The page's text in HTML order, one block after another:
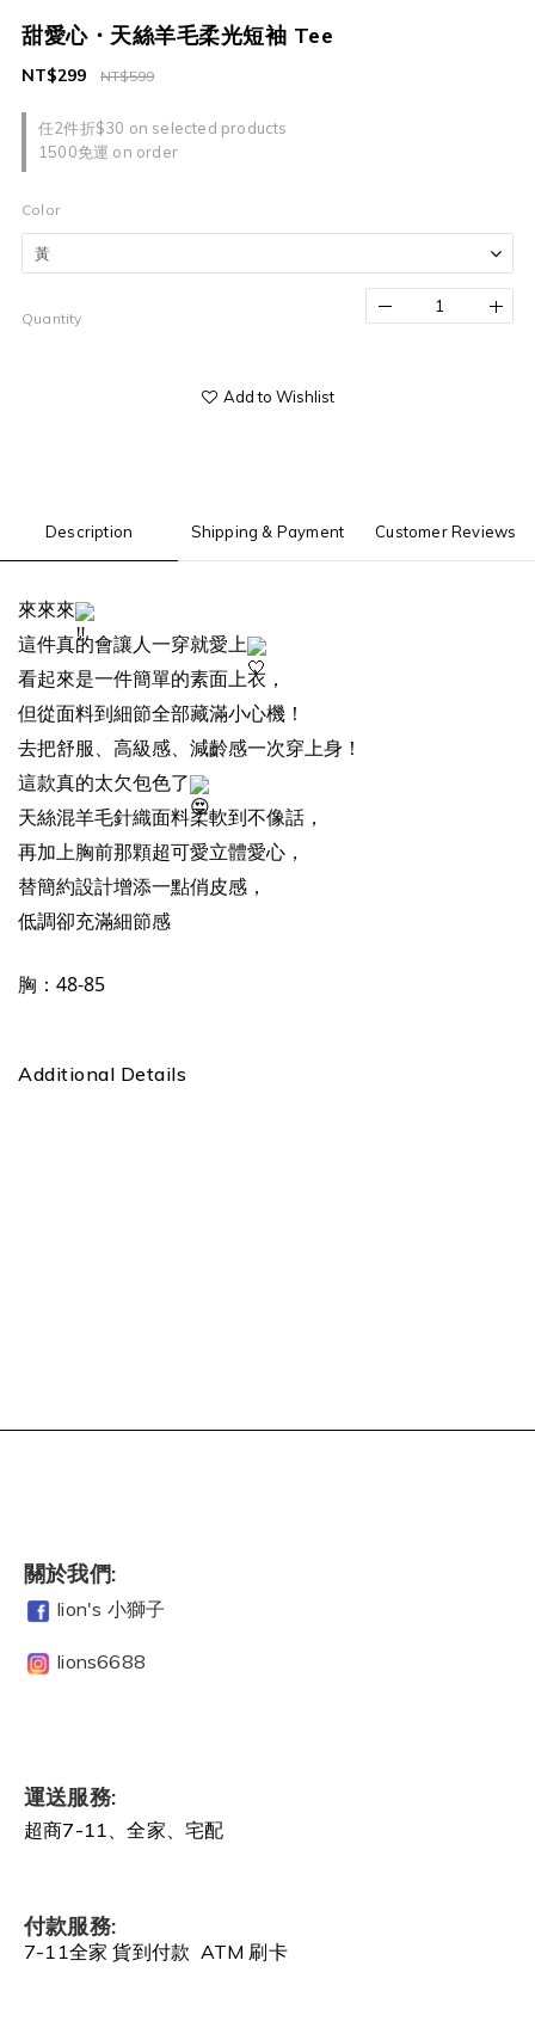
甜愛心・天絲羊毛柔光短袖 Tee
任2件折$30 on selected products
1500免運 on order
NT$599
NT$299
Color
Quantity
Add to Wishlist
Description Shipping & Payment Customer Reviews
來來來
這件真的會讓人一穿就愛上
看起來是一件簡單的素面上衣，
但從面料到細節全部藏滿小心機！
去把舒服、高級感、減齡感一次穿上身！
這款真的太欠包色了
天絲混羊毛針織面料柔軟到不像話，
再加上胸前那顆超可愛立體愛心，
替簡約設計增添一點俏皮感，
低調卻充滿細節感
胸：48-85
Additional Details
關於我們:
lion's 小獅子
lions6688
運送服務:
超商7-11、全家、宅配
付款服務:
7-11全家 貨到付款 ATM 刷卡